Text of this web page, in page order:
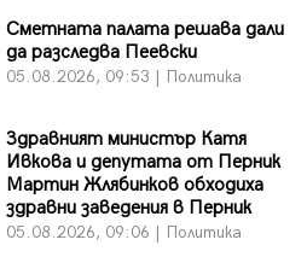
Сметната палата решава дали
да разследва Пеевски
05.08.2026, 09:53 | Политика
Здравният министър Катя
Ивкова и депутата от Перник
Мартин Жлябинков обходиха
здравни заведения в Перник
05.08.2026, 09:06 | Политика